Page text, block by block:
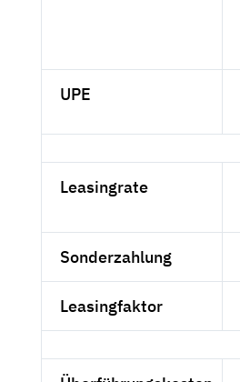
UPE
Leasingrate
Sonderzahlung
Leasingfaktor